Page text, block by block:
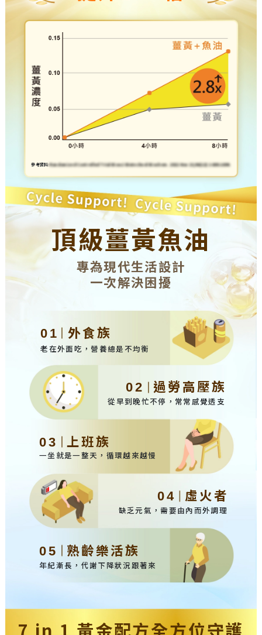
參考資料:Randomized Controlled Trial Biosci Biotechnol Biochem. 2022 Nov 23;86(12):1688-1694.
頂級薑黃魚油
專為現代生活設計
一次解決困擾
01 外食族
老在外面吃，營養總是不均衡
02 過勞高壓族
從早到晚忙不停，常常感覺透支
03 上班族
一坐就是一整天，循環越來越慢
04 虛火者
缺乏元氣，需要由內而外調理
05 熟齡樂活族
年紀漸長，代謝下降狀況跟著來
7 in 1 黃金配方全方位守護